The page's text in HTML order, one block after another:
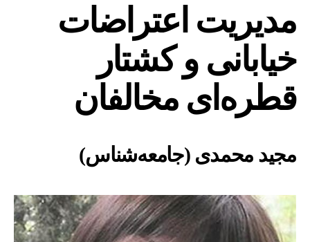
مدیریت
اعتراضات
خیابانی
و
کشتار
قطره‌ای
مدیریت اعتراضات
خیابانی و کشتار
قطره‌ای مخالفان
مجید محمدی (جامعه‌شناس)